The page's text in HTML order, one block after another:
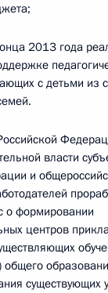
2013 года
с детьми из
власти
и
о формировании
центров
общего
существующих